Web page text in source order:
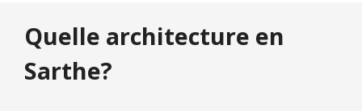
Quelle architecture en
Sarthe?